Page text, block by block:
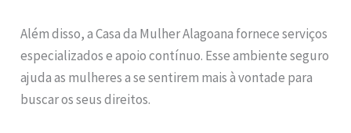
Além disso, a Casa da Mulher Alagoana fornece serviços
especializados e apoio contínuo. Esse ambiente seguro
ajuda as mulheres a se sentirem mais à vontade para
buscar os seus direitos.